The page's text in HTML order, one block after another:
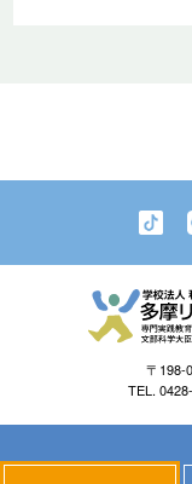
〒198-
TEL.
Copyright ©